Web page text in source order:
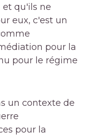
et qu'ils ne
eux, c'est un
pour la
pour le régime
un contexte de
pour la